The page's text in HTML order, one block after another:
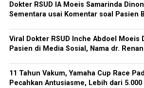
Dokter RSUD IA Moeis Samarinda
Sementara usai Komentar soal Pasien
Viral Dokter RSUD Inche Abdoel Moeis
Pasien di Media Sosial, Nama dr.
11 Tahun Vakum, Yamaha Cup Race
Pecahkan Antusiasme, Lebih dari